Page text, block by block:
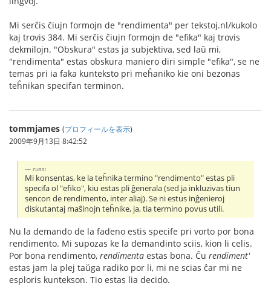
Mi serĉis ĉiujn formojn de "rendimenta" per tekstoj.nl/kukolo
kaj trovis 384. Mi serĉis ĉiujn formojn de "efika" kaj trovis
dekmilojn. "Obskura" estas ja subjektiva, sed laŭ mi,
"rendimenta" estas obskura maniero diri simple "efika", se ne
temas pri ia faka kunteksto pri meĥaniko kie oni bezonas
teĥnikan specifan terminon.
tommjames (プロフィールを表示)
2009年9月13日 8:42:52
russ:
Mi konsentas, ke la teĥnika termino "rendimento" estas pli
specifa ol "efiko", kiu estas pli ĝenerala (sed ja inkluzivas tiun
sencon de rendimento, inter aliaj). Se ni estus inĝenieroj
diskutantaj maŝinojn teĥnike, ja, tia termino povus utili.
Nu la demando de la fadeno estis specife pri vorto por bona
rendimento. Mi supozas ke la demandinto sciis, kion li celis.
Por bona rendimento, rendimenta estas bona. Ĉu rendiment'
estas jam la plej taŭga radiko por li, mi ne scias ĉar mi ne
esploris kuntekson. Tio estas lia decido.